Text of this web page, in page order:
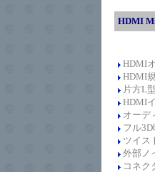
HDMI
HDMI
HDMI
片方L
HDMI
オーデ
フル
ツイス
外部ノ
コネク